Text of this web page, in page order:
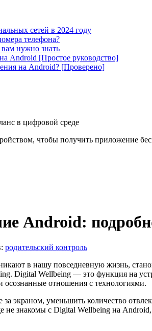
сетей в 2024 году
телефона?
нужно знать
Android [Простое руководство]
на Android? [Проверено]
в цифровой среде
чтобы получить приложение
Android:
родительский контроль
в нашу повседневную жизнь,
Digital Wellbeing — это функция на
отношения с технологиями.
за экраном, уменьшить количество
знакомы с Digital Wellbeing на